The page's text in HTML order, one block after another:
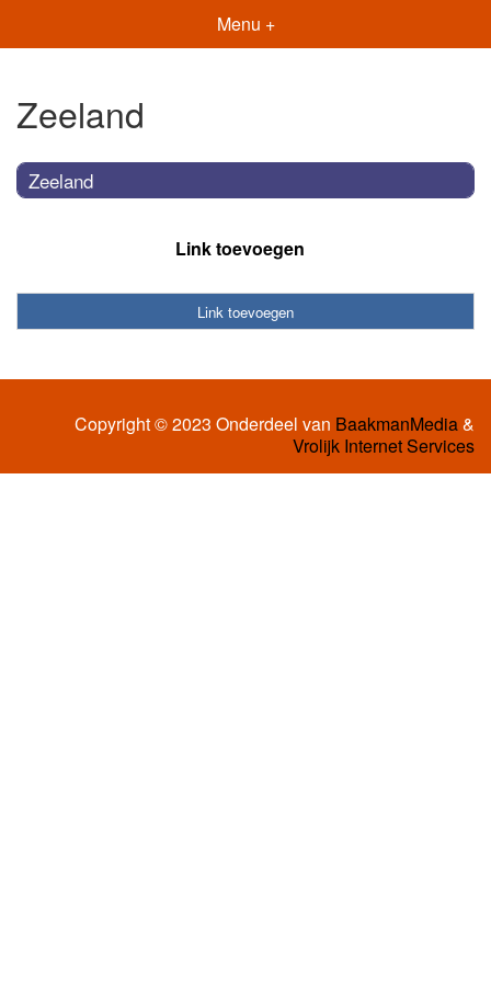
Menu +
Zeeland
Zeeland
Link toevoegen
Link toevoegen
Copyright © 2023 Onderdeel van BaakmanMedia&
Vrolijk Internet Services